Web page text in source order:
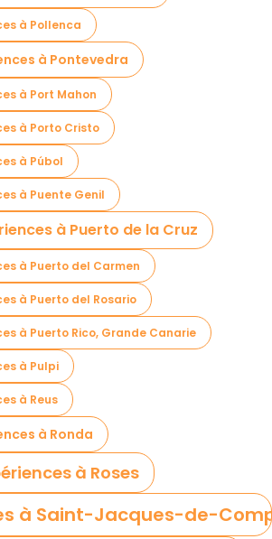
à Pollenca
à Pontevedra
à Port Mahon
à Porto Cristo
à Púbol
à Puente Genil
à Puerto de la Cruz
à Puerto del Carmen
à Puerto del Rosario
à Puerto Rico, Grande Canarie
à Pulpi
à Reus
à Ronda
à Roses
à Saint-Jacques-de-